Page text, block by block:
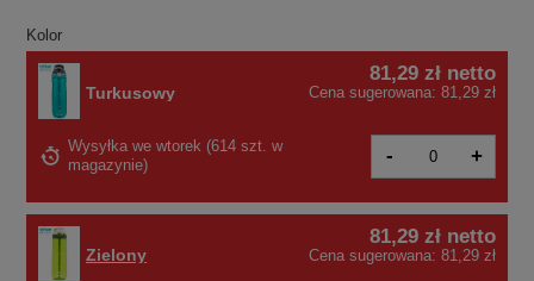
Kolor
Zielony
81,29 zł netto
Cena sugerowana: 81,29 zł
Turkusowy
81,29 zł netto
Cena sugerowana: 81,29 zł
Wysyłka we wtorek (614 szt. w
magazynie) - +